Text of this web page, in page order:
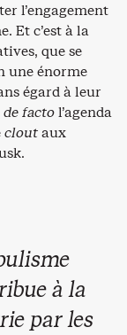
l’engagement
Et c’est à la
que se
une énorme
égard à leur
de factol’agenda
cloutaux
à la
par les